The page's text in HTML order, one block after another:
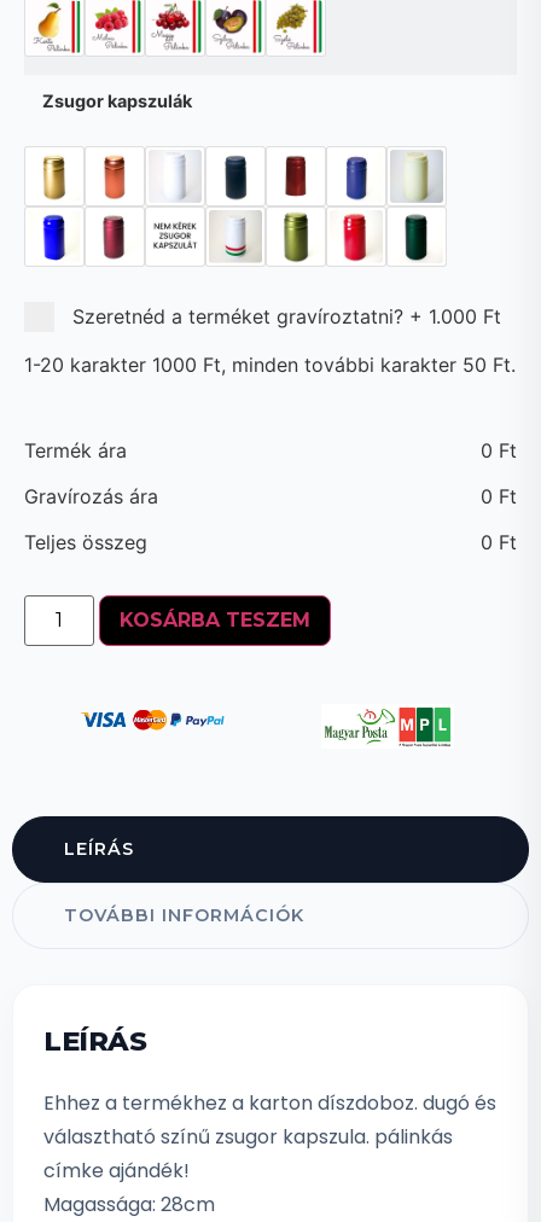
Zsugor kapszulák
Szeretnéd a terméket gravíroztatni? + 1.000 Ft
1-20 karakter 1000 Ft, minden további karakter 50 Ft.
Termék ára 0 Ft
Gravírozás ára
0 Ft
Teljes összeg
0 Ft
KOSÁRBA TESZEM
LEÍRÁS
TOVÁBBI INFORMÁCIÓK
LEÍRÁS
Ehhez a termékhez a karton díszdoboz. dugó és
választható színű zsugor kapszula. pálinkás
címke ajándék!
Magassága: 28cm